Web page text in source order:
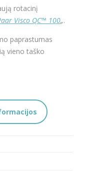
rotacinį
Visco QC™ 100„.
paprastumas
vieno taško